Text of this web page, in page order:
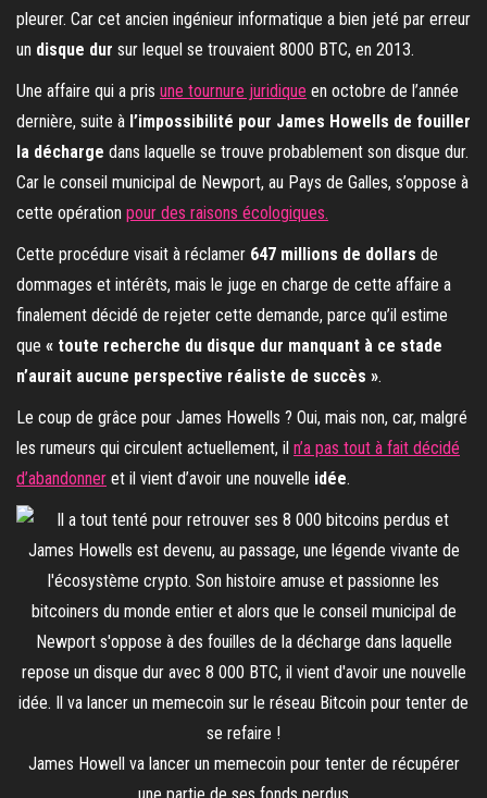
pleurer. Car cet ancien ingénieur informatique a bien jeté par erreur
un disque dur sur lequel se trouvaient 8000 BTC, en 2013.
Une affaire qui a pris une tournure juridique en octobre de l’année
dernière, suite à l’impossibilité pour James Howells de fouiller
la décharge dans laquelle se trouve probablement son disque dur.
Car le conseil municipal de Newport, au Pays de Galles, s’oppose à
cette opération pour des raisons écologiques.
Cette procédure visait à réclamer 647 millions de dollars de
dommages et intérêts, mais le juge en charge de cette affaire a
finalement décidé de rejeter cette demande, parce qu’il estime
que « toute recherche du disque dur manquant à ce stade
n’aurait aucune perspective réaliste de succès ».
Le coup de grâce pour James Howells ? Oui, mais non, car, malgré
les rumeurs qui circulent actuellement, il n’a pas tout à fait décidé
d’abandonner et il vient d’avoir une nouvelle idée.
James Howell va lancer un memecoin pour tenter de récupérer